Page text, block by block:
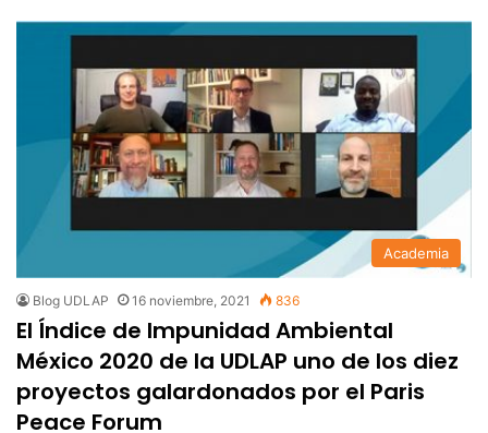
Academia
Blog UDLAP 16 noviembre, 2021 836
El Índice de Impunidad Ambiental
México 2020 de la UDLAP uno de los diez
proyectos galardonados por el Paris
Peace Forum